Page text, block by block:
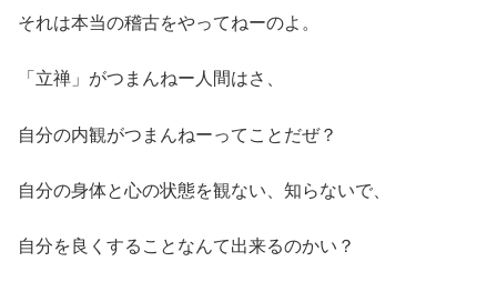
それは本当の稽古をやってねーのよ。
「立禅」がつまんねー人間はさ、
自分の内観がつまんねーってことだぜ？
自分の身体と心の状態を観ない、知らないで、
自分を良くすることなんて出来るのかい？